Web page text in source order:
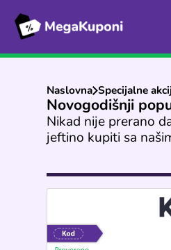
Naslovna Specijalne
Novogodišnji
Nikad nije prerano
jeftino kupiti sa